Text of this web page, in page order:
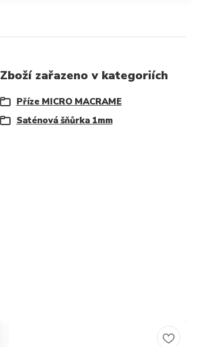
Zboží zařazeno v kategoriích
Příze MICRO MACRAME
Saténová šňůrka 1mm